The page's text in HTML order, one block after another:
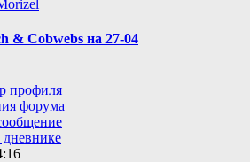
& Cobwebs на 27-04
профиля
форума